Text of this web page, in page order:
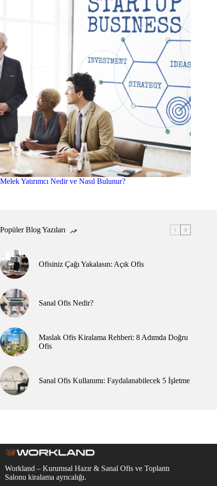
Melek Yatırımcı Nedir ve Nasıl Bulunur?
Popüler Blog Yazıları
Ofisiniz Çağı Yakalasın: Açık Ofis
Sanal Ofis Nedir?
Maslak Ofis Kiralama Rehberi: 8 Adımda Doğru
Ofis
Sanal Ofis Kullanımı: Faydalanabilecek 5 İşletme
Workland – Kurumsal Hazır & Sanal Ofis ve Toplantı
Salonu kiralama ayrıcalığı.